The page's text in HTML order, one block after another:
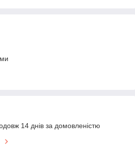
14 днів за домовленістю